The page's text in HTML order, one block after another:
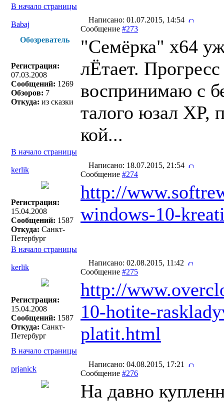
В начало страницы
Babaj
Написано: 01.07.2015, 14:54
Сообщение #273
Обозреватель
Регистрация:
07.03.2008
Сообщений: 1269
Обзоров: 7
Откуда: из сказки
"Семёрка" x64
лЁтает.
воспринимаю с
талого юзал XP,
кой...
В начало страницы
kerlik
Написано: 18.07.2015, 21:54
Сообщение #274
Регистрация:
15.04.2008
Сообщений: 1587
Откуда: Санкт-
Петербург
http://
windows-10-
В начало страницы
kerlik
Написано: 02.08.2015, 11:42
Сообщение #275
Регистрация:
15.04.2008
Сообщений: 1587
Откуда: Санкт-
Петербург
http://
10-hotite-
platit.html
В начало страницы
prjanick
Написано: 04.08.2015, 17:21
Сообщение #276
На давно